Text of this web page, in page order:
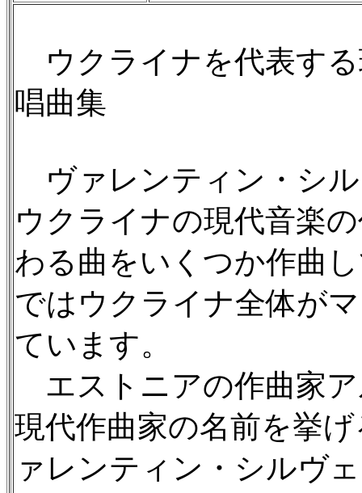
ウクライナを代表す
唱曲集
ヴァレンティン・シル
ウクライナの現代音楽
わる曲をいくつか作曲
ではウクライナ全体が
ています。
エストニアの作曲家
現代作曲家の名前を挙
ァレンティン・シルヴ